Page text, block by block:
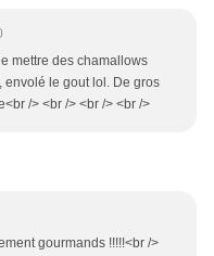
mettre des chamallows
envolé le gout lol. De gros
/> <br /> <br /> <br />
gourmands !!!!!<br />